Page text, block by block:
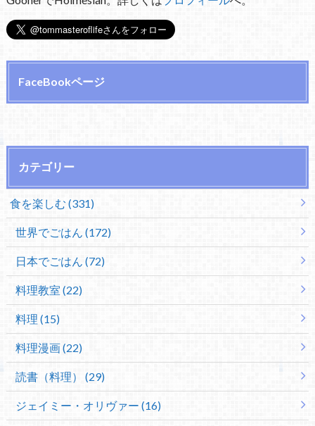
FaceBookページ
カテゴリー
食を楽しむ (331)
世界でごはん (172)
日本でごはん (72)
料理教室 (22)
料理 (15)
料理漫画 (22)
読書（料理） (29)
ジェイミー・オリヴァー (16)